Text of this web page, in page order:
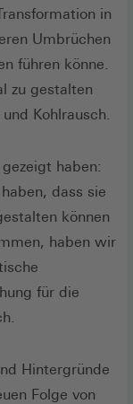
in
Umbrüchen
führen könne.
zu gestalten
Kohlrausch.
haben:
dass sie
können
haben wir
für die
Hintergründe
Folge von